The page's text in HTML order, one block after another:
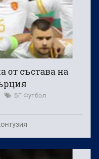
от състава на
БГ Футбол